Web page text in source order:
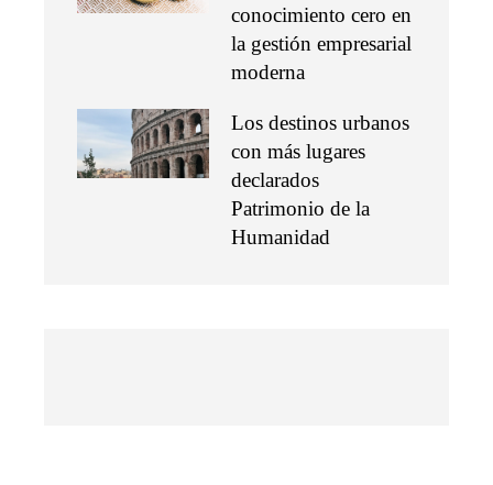
conocimiento cero en
la gestión empresarial
moderna
Los destinos urbanos
con más lugares
declarados
Patrimonio de la
Humanidad